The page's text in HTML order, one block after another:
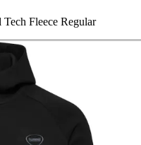
Fleece Regular